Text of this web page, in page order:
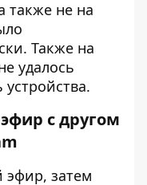
также не на
Также на
удалось
с другом
эфир, затем